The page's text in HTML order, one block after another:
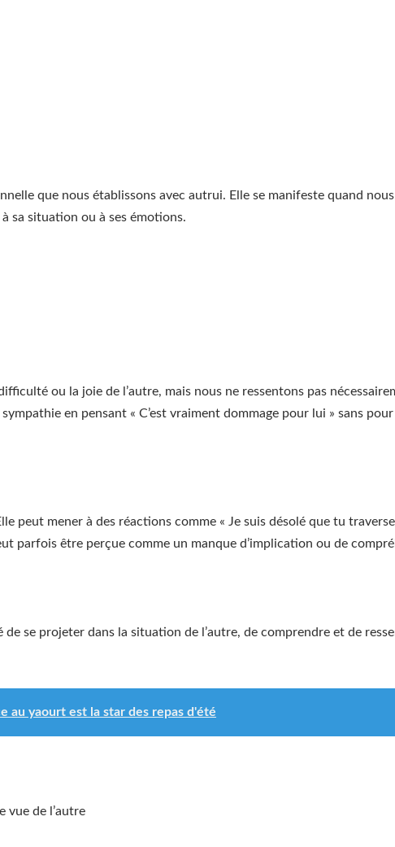
que nous établissons avec autrui. Elle se manifeste quand
sa situation ou à ses émotions.
ou la joie de l’autre, mais nous ne ressentons pas
en pensant « C’est vraiment dommage pour lui » sans
peut mener à des réactions comme « Je suis désolé que tu
parfois être perçue comme un manque d’implication ou de
se projeter dans la situation de l’autre, de comprendre et de
au yaourt est la star des repas d'été
vue de l’autre